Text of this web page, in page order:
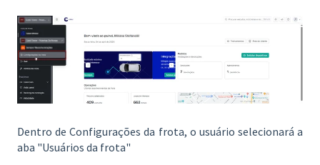
Dentro de Configurações da frota, o usuário selecionará a
aba "Usuários da frota"